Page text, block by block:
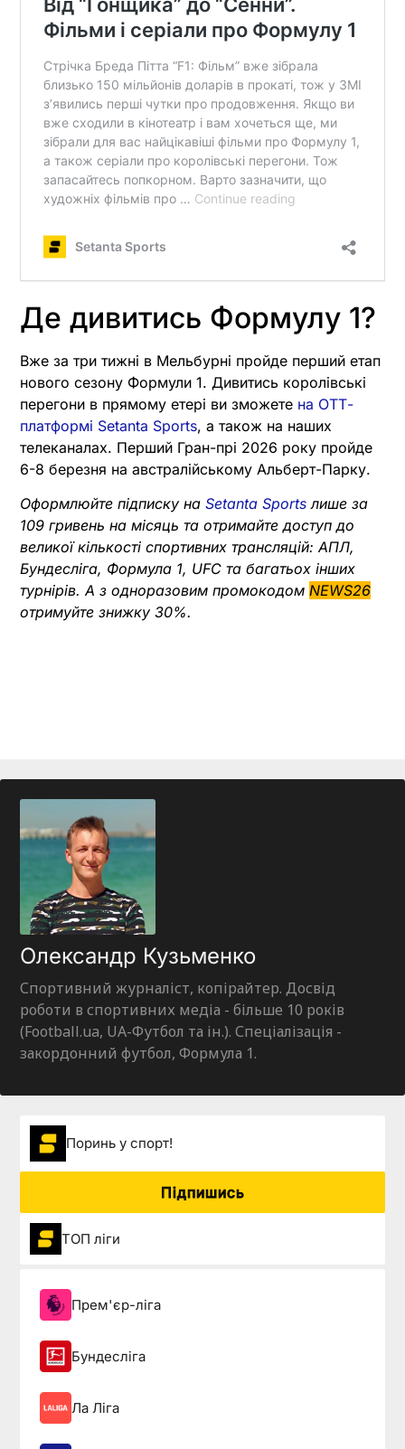
Де дивитись Формулу 1?
Вже за три тижні в Мельбурні пройде перший етап
нового сезону Формули 1. Дивитись королівські
перегони в прямому етері ви зможете на ОТТ-
платформі Setanta Sports, а також на наших
телеканалах. Перший Гран-прі 2026 року пройде
6-8 березня на австралійському Альберт-Парку.
Оформлюйте підписку на Setanta Sports лише за
109 гривень на місяць та отримайте доступ до
великої кількості спортивних трансляцій: АПЛ,
Бундесліга, Формула 1, UFC та багатьох інших
турнірів. А з одноразовим промокодом NEWS26
отримуйте знижку 30%.
Олександр Кузьменко
Спортивний журналіст, копірайтер. Досвід
роботи в спортивних медіа - більше 10 років
(Football.ua, UA-Футбол та ін.). Спеціалізація -
закордонний футбол, Формула 1.
Поринь у спорт!
Підпишись
ТОП ліги
Прем'єр-ліга
Бундесліга
Ла Ліга